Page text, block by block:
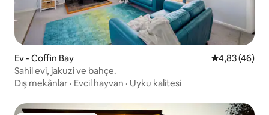
Ev - Coffin Bay 5 üzerinden
4,83 (46)
Sahil evi, jakuzi ve bahçe.
Dış mekânlar · Evcil hayvan · Uyku kalitesi